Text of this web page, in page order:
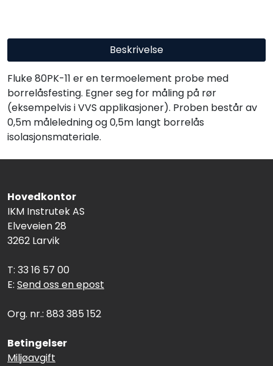
Beskrivelse
Fluke 80PK-11 er en termoelement probe med
borrelåsfesting. Egner seg for måling på rør
(eksempelvis i VVS applikasjoner). Proben består av
0,5m måleledning og 0,5m langt borrelås
isolasjonsmateriale.
Hovedkontor
IKM Instrutek AS
Elveveien 28
3262 Larvik
T: 33 16 57 00
E: Send oss en epost
Org. nr.: 883 385 152
Betingelser
Miljøavgift